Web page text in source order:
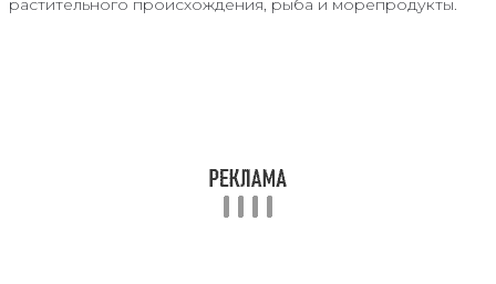
растительного происхождения, рыба и морепродукты.